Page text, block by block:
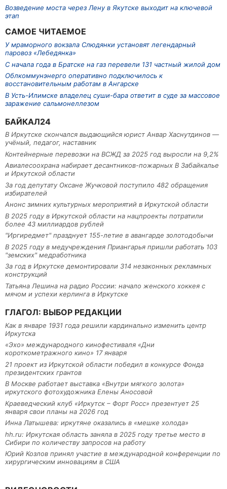
Возведение моста через Лену в Якутске выходит на ключевой
этап
САМОЕ ЧИТАЕМОЕ
У мраморного вокзала Слюдянки установят легендарный
паровоз «Лебедянка»
С начала года в Братске на газ перевели 131 частный жилой дом
Облкоммунэнерго оперативно подключилось к
восстановительным работам в Ангарске
В Усть-Илимске владелец суши-бара ответит в суде за массовое
заражение сальмонеллезом
БАЙКАЛ24
В Иркутске скончался выдающийся юрист Анвар Хаснутдинов —
учёный, педагог, наставник
Контейнерные перевозки на ВСЖД за 2025 год выросли на 9,2%
Авиалесоохрана набирает десантников-пожарных В Забайкалье
и Иркутской области
За год депутату Оксане Жучковой поступило 482 обращения
избирателей
Анонс зимних культурных мероприятий в Иркутской области
В 2025 году в Иркутской области на нацпроекты потратили
более 43 миллиардов рублей
"Иргиредмет" празднует 155-летие в авангарде золотодобычи
В 2025 году в медучреждения Приангарья пришли работать 103
"земских" медработника
За год в Иркутске демонтировали 314 незаконных рекламных
конструкций
Татьяна Лешина на радио России: начало женского хоккея с
мячом и успехи керлинга в Иркутске
ГЛАГОЛ: ВЫБОР РЕДАКЦИИ
Как в январе 1931 года решили кардинально изменить центр
Иркутска
«Эхо» международного кинофестиваля «Дни
короткометражного кино» 17 января
21 проект из Иркутской области победил в конкурсе Фонда
президентских грантов
В Москве работает выставка «Внутри мягкого золота»
иркутского фотохудожника Елены Аносовой
Краеведческий клуб «Иркутск – Форт Росс» презентует 25
января свои планы на 2026 год
Инна Латышева: иркутяне оказались в «мешке холода»
hh.ru: Иркутская область заняла в 2025 году третье место в
Сибири по количеству запросов на работу
Юрий Козлов принял участие в международной конференции по
хирургическим инновациям в США